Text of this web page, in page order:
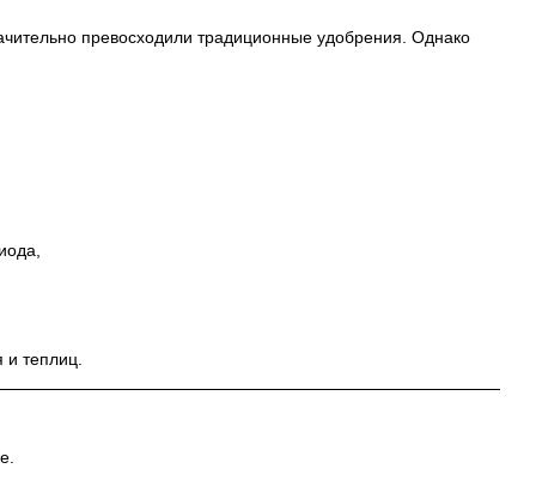
превосходили традиционные удобрения. Однако
и теплиц.